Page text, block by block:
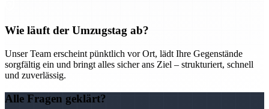
Wie läuft der Umzugstag ab?
Unser Team erscheint pünktlich vor Ort, lädt Ihre Gegenstände
sorgfältig ein und bringt alles sicher ans Ziel – strukturiert, schnell
und zuverlässig.
Alle Fragen geklärt?